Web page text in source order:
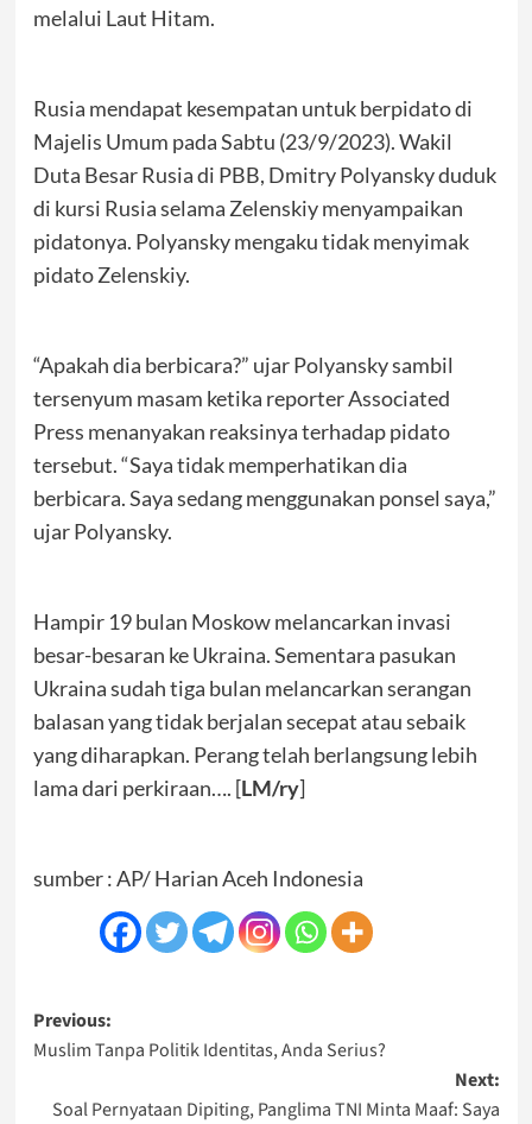
melalui Laut Hitam.
Rusia mendapat kesempatan untuk berpidato di
Majelis Umum pada Sabtu (23/9/2023). Wakil
Duta Besar Rusia di PBB, Dmitry Polyansky duduk
di kursi Rusia selama Zelenskiy menyampaikan
pidatonya. Polyansky mengaku tidak menyimak
pidato Zelenskiy.
“Apakah dia berbicara?” ujar Polyansky sambil
tersenyum masam ketika reporter Associated
Press menanyakan reaksinya terhadap pidato
tersebut. “Saya tidak memperhatikan dia
berbicara. Saya sedang menggunakan ponsel saya,”
ujar Polyansky.
Hampir 19 bulan Moskow melancarkan invasi
besar-besaran ke Ukraina. Sementara pasukan
Ukraina sudah tiga bulan melancarkan serangan
balasan yang tidak berjalan secepat atau sebaik
yang diharapkan. Perang telah berlangsung lebih
lama dari perkiraan…. [LM/ry]
sumber : AP/ Harian Aceh Indonesia
Post
navigation
Previous:
Muslim Tanpa Politik Identitas, Anda Serius?
Next:
Soal Pernyataan Dipiting, Panglima TNI Minta Maaf: Saya